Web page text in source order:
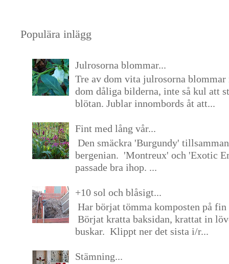
Populära inlägg
Julrosorna blommar...
Tre av dom vita julrosorna blommar
dom dåliga bilderna, inte så kul att
blötan. Jublar innombords åt att...
Fint med lång vår...
Den smäckra 'Burgundy'
bergenian. 'Montreux' och 'Exotic
passade bra ihop. ...
+10 sol och blåsigt...
Har börjat tömma komposten på
Börjat kratta baksidan, krattat in
buskar. Klippt ner det sista i/r...
Stämning...